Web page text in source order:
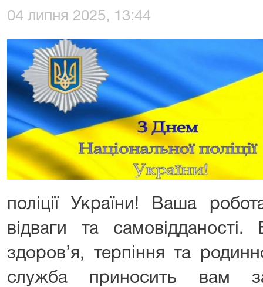
04 липня 2025, 13:44
поліції України! Ваша
відваги та
здоров’я, терпіння та
служба приносить вам